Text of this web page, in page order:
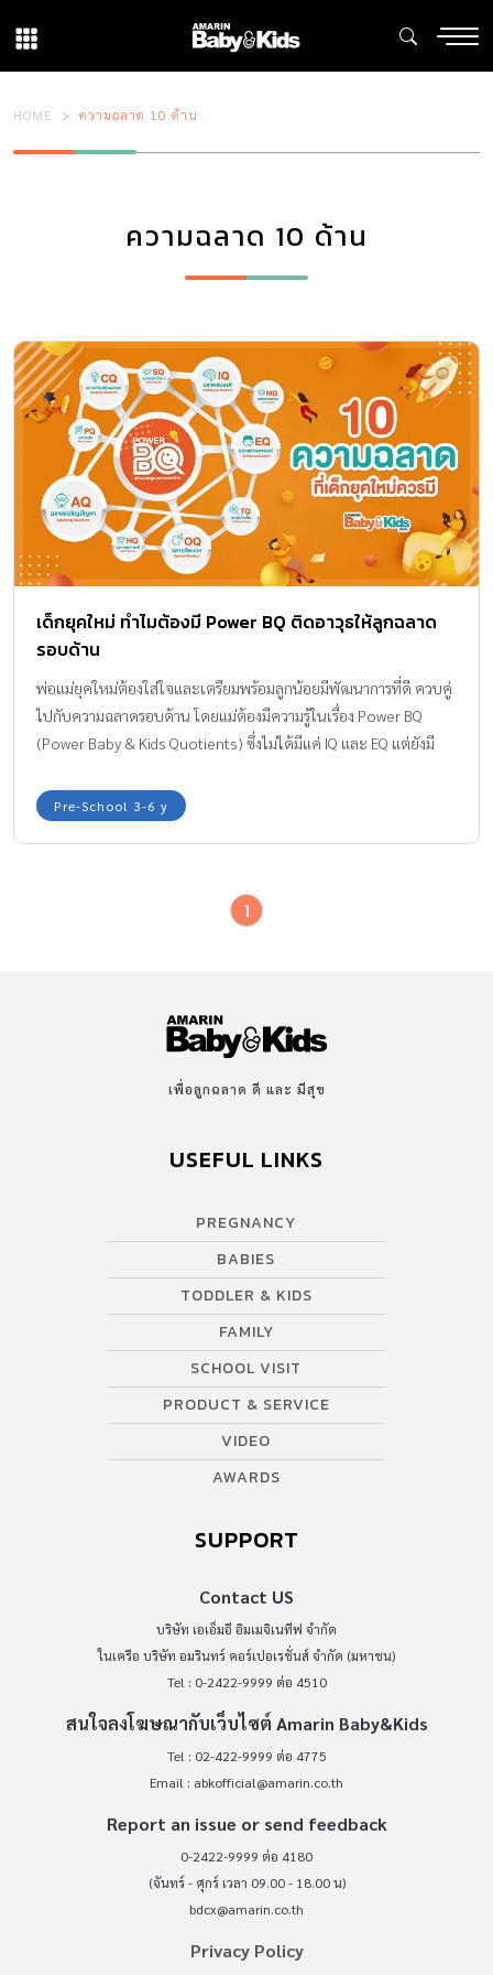
HOME ความฉลาด 10 ด้าน
ความฉลาด 10 ด้าน
เด็กยุคใหม่ ทำไมต้องมี Power BQ ติดอาวุธให้ลูกฉลาด
รอบด้าน
พ่อแม่ยุคใหม่ต้องใส่ใจและเตรียมพร้อมลูกน้อยมีพัฒนาการที่ดี ควบคู่
ไปกับความฉลาดรอบด้าน โดยแม่ต้องมีความรู้ในเรื่อง Power BQ
(Power Baby & Kids Quotients) ซึ่งไม่ได้มีแค่ IQ และ EQ แต่ยังมี
Pre-School 3-6 y
1
เพื่อลูกฉลาด ดี และ มีสุข
USEFUL LINKS
PREGNANCY
BABIES
TODDLER & KIDS
FAMILY
SCHOOL VISIT
PRODUCT & SERVICE
VIDEO
AWARDS
SUPPORT
Contact US
บริษัท เอเอ็มอี อิมเมจิเนทีฟ จำกัด
ในเครือ บริษัท อมรินทร์ คอร์เปอเรชั่นส์ จำกัด (มหาชน)
Tel : 0-2422-9999 ต่อ 4510
สนใจลงโฆษณากับเว็บไซต์ Amarin Baby&Kids
Tel : 02-422-9999 ต่อ 4775
Email : abkofficial@amarin.co.th
Report an issue or send feedback
0-2422-9999 ต่อ 4180
(จันทร์ - ศุกร์ เวลา 09.00 - 18.00 น)
bdcx@amarin.co.th
Privacy Policy